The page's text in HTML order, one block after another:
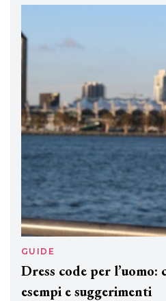
professionali
GUIDE
Dress code per l’uomo:
esempi e suggerimenti